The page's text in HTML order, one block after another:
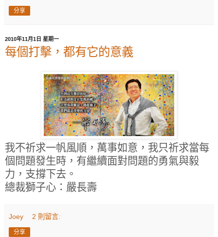
分享
2010年11月1日 星期一
每個打擊，都有它的意義
我不祈求一帆風順，萬事如意，我只祈求當每
個問題發生時，有繼續面對問題的勇氣與毅
力，支撐下去。
總裁獅子心：嚴長壽
Joey 2 則留言:
分享